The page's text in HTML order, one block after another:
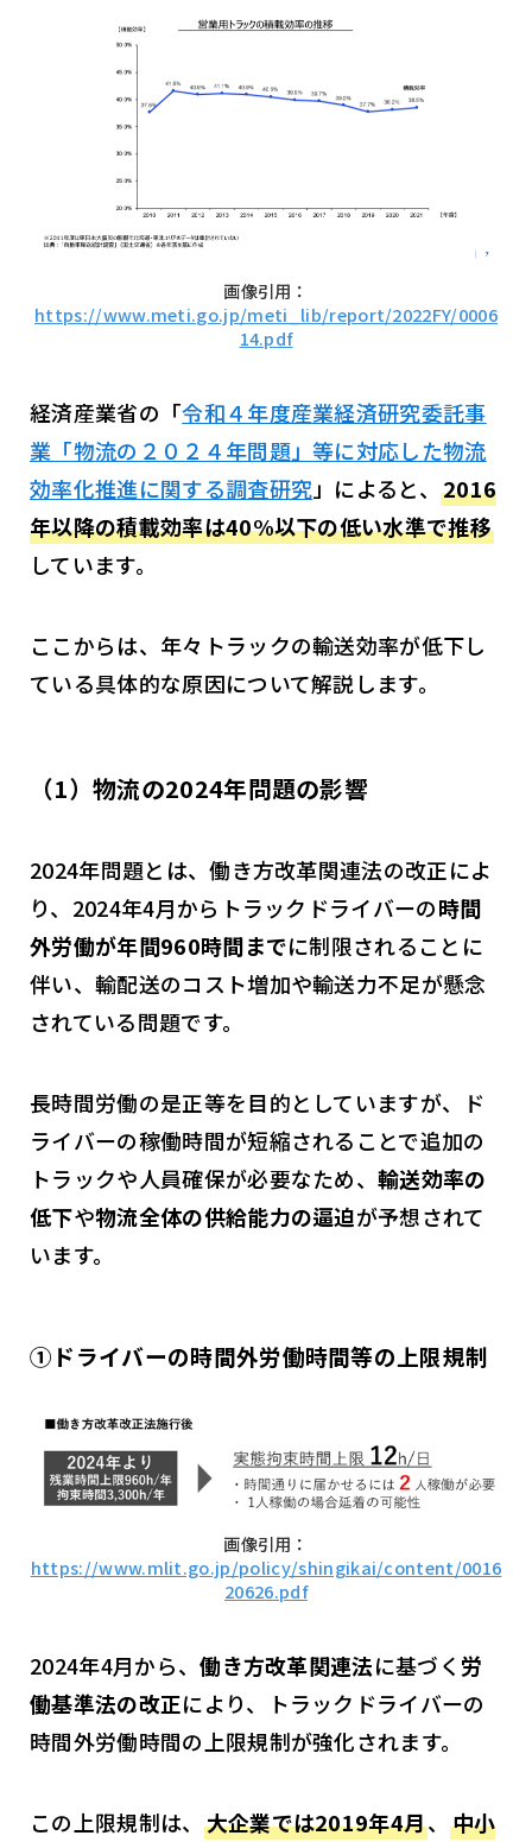
画像引用：
https://www.meti.go.jp/meti_lib/report/2022FY/0006
14.pdf
経済産業省の「令和４年度産業経済研究委託事
業「物流の２０２４年問題」等に対応した物流
効率化推進に関する調査研究」によると、2016
年以降の積載効率は40%以下の低い水準で推移
しています。
ここからは、年々トラックの輸送効率が低下し
ている具体的な原因について解説します。
（1）物流の2024年問題の影響
2024年問題とは、働き方改革関連法の改正によ
り、2024年4月からトラックドライバーの時間
外労働が年間960時間までに制限されることに
伴い、輸配送のコスト増加や輸送力不足が懸念
されている問題です。
長時間労働の是正等を目的としていますが、ド
ライバーの稼働時間が短縮されることで追加の
トラックや人員確保が必要なため、輸送効率の
低下や物流全体の供給能力の逼迫が予想されて
います。
①ドライバーの時間外労働時間等の上限規制
画像引用：
https://www.mlit.go.jp/policy/shingikai/content/0016
20626.pdf
2024年4月から、働き方改革関連法に基づく 労
働基準法の改正により、トラックドライバーの
時間外労働時間の上限規制が強化されます。
この上限規制は、 大企業では2019年4月、 中小